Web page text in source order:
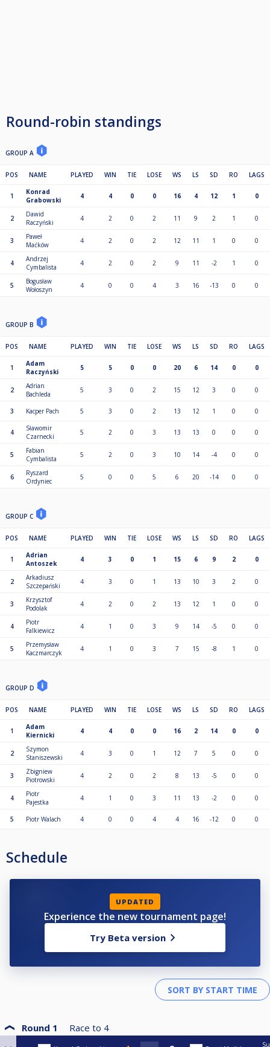
Round-robin standings
GROUP A
POS NAME PLAYED WIN TIE LOSE WS LS SD RO LAGS
1
Konrad
Grabowski
4 4 0 0 16 4 12 1 0
2
Dawid
Raczyński
4 2 0 2 11 9 2 1 0
3
Paweł
Maćków
4 2 0 2 12 11 1 0 0
4
Andrzej
Cymbalista
4 2 0 2 9 11 -2 1 0
5
Bogusław
Wołoszyn
4 0 0 4 3 16 -13 0 0
GROUP B
POS NAME PLAYED WIN TIE LOSE WS LS SD RO LAGS
1
Adam
Raczyński
5 5 0 0 20 6 14 0 0
2
Adrian
Bachleda
5 3 0 2 15 12 3 0 0
3 Kacper Pach 5 3 0 2 13 12 1 0 0
4
Sławomir
Czarnecki
5 2 0 3 13 13 0 0 0
5
Fabian
Cymbalista
5 2 0 3 10 14 -4 0 0
6
Ryszard
Ordyniec
5 0 0 5 6 20 -14 0 0
GROUP C
POS NAME PLAYED WIN TIE LOSE WS LS SD RO LAGS
1
Adrian
Antoszek
4 3 0 1 15 6 9 2 0
2
Arkadiusz
Szczepański
4 3 0 1 13 10 3 2 0
3
Krzysztof
Podolak
4 2 0 2 13 12 1 0 0
4
Piotr
Falkiewicz
4 1 0 3 9 14 -5 0 0
5
Przemysław
Kaczmarczyk
4 1 0 3 7 15 -8 1 0
GROUP D
POS NAME PLAYED WIN TIE LOSE WS LS SD RO LAGS
1
Adam
Kiernicki
4 4 0 0 16 2 14 0 0
2
Szymon
Staniszewski
4 3 0 1 12 7 5 0 0
3
Zbigniew
Piotrowski
4 2 0 2 8 13 -5 0 0
4
Piotr
Pajestka
4 1 0 3 11 13 -2 0 0
5 Piotr Walach 4 0 0 4 4 16 -12 0 0
Schedule
UPDATED
Experience the new tournament page!
Try Beta version
Round 1 Race to 4